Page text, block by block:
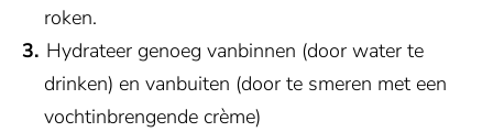
roken.
Hydrateer genoeg vanbinnen (door water te
drinken) en vanbuiten (door te smeren met een
vochtinbrengende crème)